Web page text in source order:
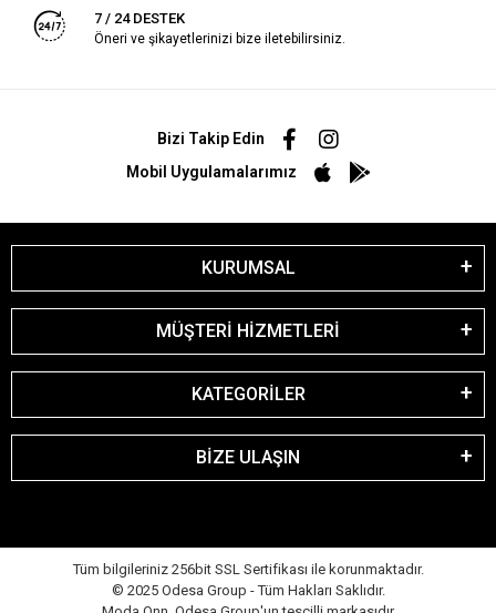
7 / 24 DESTEK
Öneri ve şikayetlerinizi bize iletebilirsiniz.
Bizi Takip Edin
Mobil Uygulamalarımız
KURUMSAL
MÜŞTERİ HİZMETLERİ
KATEGORİLER
BİZE ULAŞIN
Tüm bilgileriniz 256bit SSL Sertifikası ile korunmaktadır.
© 2025 Odesa Group - Tüm Hakları Saklıdır.